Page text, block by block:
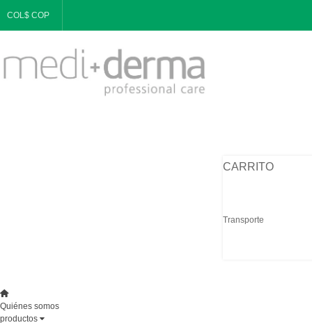
COL$ COP
CARRITO
Transporte
Quiénes somos
productos